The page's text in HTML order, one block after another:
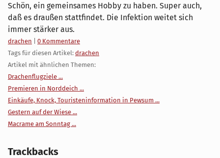
Schön, ein gemeinsames Hobby zu haben. Super auch,
daß es draußen stattfindet. Die Infektion weitet sich
immer stärker aus.
Kategorien:
drachen
0 Kommentare
Tags für diesen Artikel: drachen
Artikel mit ähnlichen Themen:
Drachenflugziele ...
Premieren in Norddeich ...
Einkäufe, Knock, Touristeninformation in Pewsum ...
Gestern auf der Wiese ...
Macrame am Sonntag ...
Trackbacks